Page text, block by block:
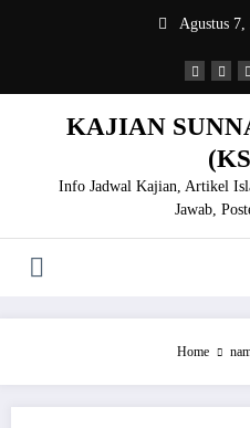
Agustus 7,
KAJIAN
Info Jadwal Kajian, Artikel
Jawab,
Home